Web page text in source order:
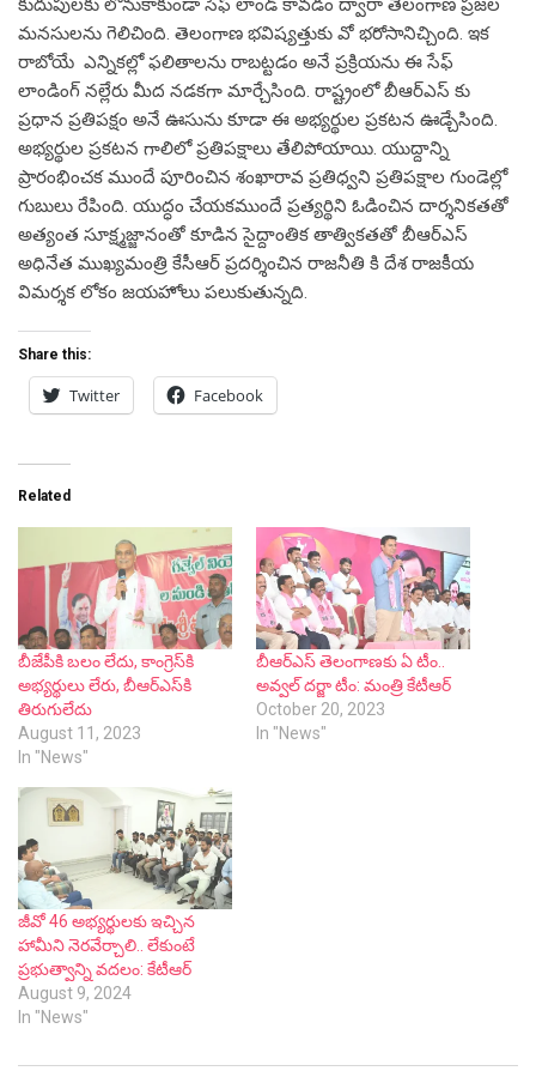
కుదుపులకు లోనుకాకుండా సేఫ్ లాండ్ కావడం ద్వారా తెలంగాణ ప్రజల
మనసులను గెలిచింది. తెలంగాణ భవిష్యత్తుకు వో భరోసానిచ్చింది. ఇక
రాబోయే ఎన్నికల్లో ఫలితాలను రాబట్టడం అనే ప్రక్రియను ఈ సేఫ్
లాండింగ్ నల్లేరు మీద నడకగా మార్చేసింది. రాష్ట్రంలో బీఆర్ఎస్ కు
ప్రధాన ప్రతిపక్షం అనే ఊసును కూడా ఈ అభ్యర్థుల ప్రకటన ఊడ్చేసింది.
అభ్యర్థుల ప్రకటన గాలిలో ప్రతిపక్షాలు తేలిపోయాయి. యుద్దాన్ని
ప్రారంభించక ముందే పూరించిన శంఖారావ ప్రతిధ్వని ప్రతిపక్షాల గుండెల్లో
గుబులు రేపింది. యుద్ధం చేయకముందే ప్రత్యర్థిని ఓడించిన దార్శనికతతో
అత్యంత సూక్ష్మజ్జానంతో కూడిన సైద్దాంతిక తాత్వికతతో బీఆర్ఎస్
అధినేత ముఖ్యమంత్రి కేసీఆర్ ప్రదర్శించిన రాజనీతి కి దేశ రాజకీయ
విమర్శక లోకం జయహోలు పలుకుతున్నది.
Share this:
Twitter Facebook
Related
బీజేపీకి బలం లేదు, కాంగ్రెస్‌కి
అభ్యర్థులు లేరు, బీఆర్ఎస్‌కి
తిరుగులేదు
August 11, 2023
In "News"
బీఆర్ఎస్ తెలంగాణకు ఏ టీం..
అవ్వల్ దర్జా టీం: మంత్రి కేటీఆర్
October 20, 2023
In "News"
జీవో 46 అభ్యర్థులకు ఇచ్చిన
హామీని నెరవేర్చాలి.. లేకుంటే
ప్రభుత్వాన్ని వదలం: కేటీఆర్
August 9, 2024
In "News"